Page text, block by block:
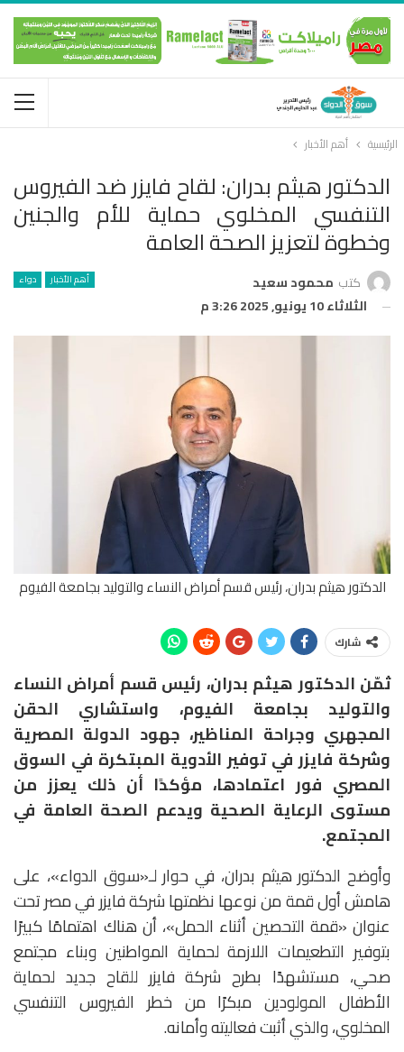
الرئيسية أهم الأخبار
الدكتور هيثم بدران: لقاح فايزر ضد الفيروس
التنفسي المخلوي حماية للأم والجنين
وخطوة لتعزيز الصحة العامة
أهم الأخبار دواء كتب محمود سعيد
الثلاثاء 10 يونيو, 2025 3:26 م
الدكتور هيثم بدران، رئيس قسم أمراض النساء والتوليد بجامعة الفيوم
شارك
ثمّن الدكتور هيثم بدران، رئيس قسم أمراض النساء
والتوليد بجامعة الفيوم، واستشاري الحقن
المجهري وجراحة المناظير، جهود الدولة المصرية
وشركة فايزر في توفير الأدوية المبتكرة في السوق
المصري فور اعتمادها، مؤكدًا أن ذلك يعزز من
مستوى الرعاية الصحية ويدعم الصحة العامة في
المجتمع.
وأوضح الدكتور هيثم بدران، في حوار لـ«سوق الدواء»، على
هامش أول قمة من نوعها نظمتها شركة فايزر في مصر تحت
عنوان «قمة التحصين أثناء الحمل»، أن هناك اهتمامًا كبيرًا
بتوفير التطعيمات اللازمة لحماية المواطنين وبناء مجتمع
صحي، مستشهدًا بطرح شركة فايزر للقاح جديد لحماية
الأطفال المولودين مبكرًا من خطر الفيروس التنفسي
المخلوي، والذي أثبت فعاليته وأمانه.